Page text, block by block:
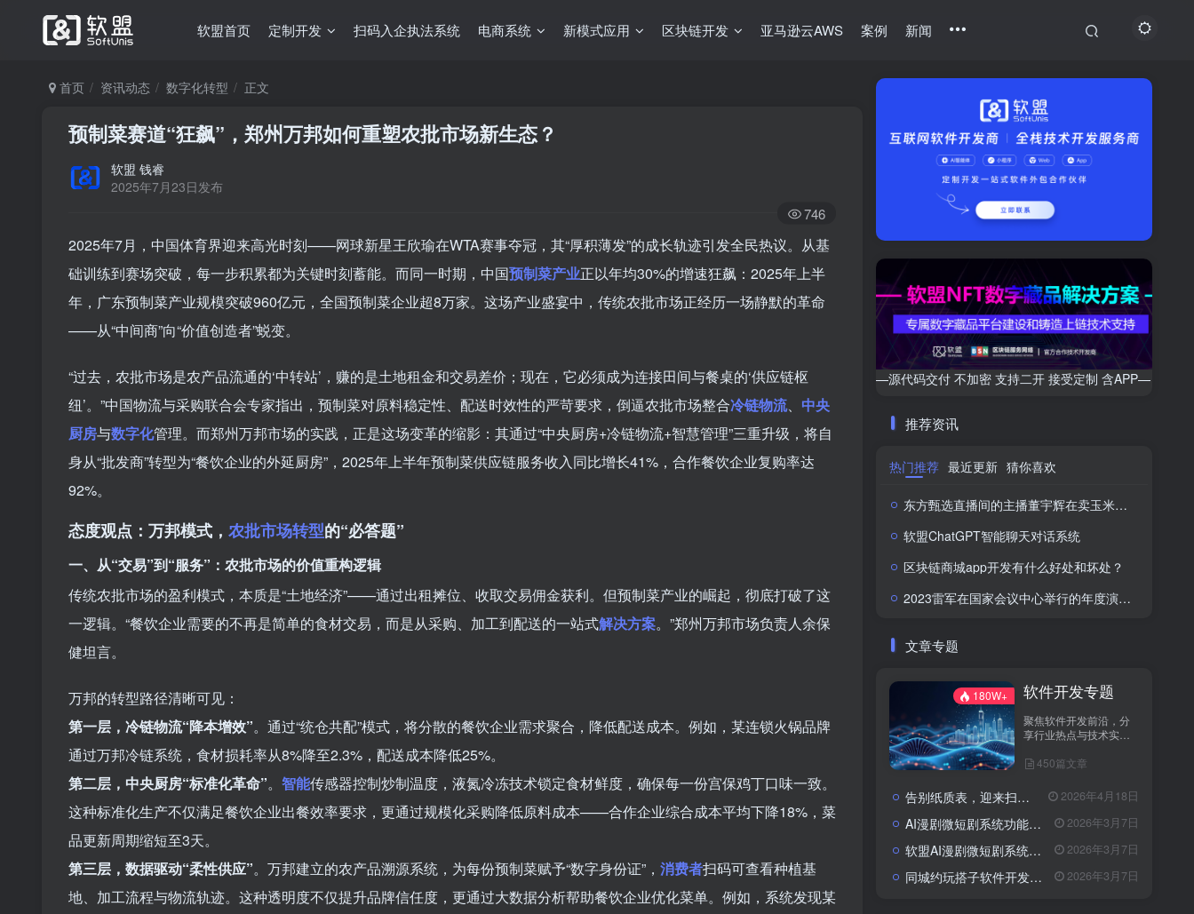
软盟首页 定制开发 扫码入企执法系统 电商系统 新模式应用 区块链开发 亚马逊云AWS 案例 新闻
首页 资讯动态 数字化转型 正文
预制菜赛道“狂飙”，郑州万邦如何重塑农批市场新生态？
软盟 钱睿
2025年7月23日发布
746
2025年7月，中国体育界迎来高光时刻——网球新星王欣瑜在WTA赛事夺冠，其“厚积薄发”的成长轨迹引发全民热议。从基
础训练到赛场突破，每一步积累都为关键时刻蓄能。而同一时期，中国预制菜产业正以年均30%的增速狂飙：2025年上半
年，广东预制菜产业规模突破960亿元，全国预制菜企业超8万家。这场产业盛宴中，传统农批市场正经历一场静默的革命
——从“中间商”向“价值创造者”蜕变。
“过去，农批市场是农产品流通的‘中转站’，赚的是土地租金和交易差价；现在，它必须成为连接田间与餐桌的‘供应链枢
纽’。”中国物流与采购联合会专家指出，预制菜对原料稳定性、配送时效性的严苛要求，倒逼农批市场整合冷链物流、 中央
厨房与数字化管理。而郑州万邦市场的实践，正是这场变革的缩影：其通过“中央厨房+冷链物流+智慧管理”三重升级，将自
身从“批发商”转型为“餐饮企业的外延厨房”，2025年上半年预制菜供应链服务收入同比增长41%，合作餐饮企业复购率达
92%。
态度观点：万邦模式， 农批市场转型的“必答题”
一、从“交易”到“服务”：农批市场的价值重构逻辑
传统农批市场的盈利模式，本质是“土地经济”——通过出租摊位、收取交易佣金获利。但预制菜产业的崛起，彻底打破了这
一逻辑。“餐饮企业需要的不再是简单的食材交易，而是从采购、加工到配送的一站式解决方案。”郑州万邦市场负责人余保
健坦言。
万邦的转型路径清晰可见：
第一层，冷链物流“降本增效”。通过“统仓共配”模式，将分散的餐饮企业需求聚合，降低配送成本。例如，某连锁火锅品牌
通过万邦冷链系统，食材损耗率从8%降至2.3%，配送成本降低25%。
第二层，中央厨房“标准化革命”。 智能传感器控制炒制温度，液氮冷冻技术锁定食材鲜度，确保每一份宫保鸡丁口味一致。
这种标准化生产不仅满足餐饮企业出餐效率要求，更通过规模化采购降低原料成本——合作企业综合成本平均下降18%，菜
品更新周期缩短至3天。
第三层，数据驱动“柔性供应”。万邦建立的农产品溯源系统，为每份预制菜赋予“数字身份证”， 消费者扫码可查看种植基
地、加工流程与物流轨迹。这种透明度不仅提升品牌信任度，更通过大数据分析帮助餐饮企业优化菜单。例如，系统发现某
—源代码交付 不加密 支持二开 接受定制 含APP—
推荐资讯
热门推荐 最近更新 猜你喜欢
东方甄选直播间的主播董宇辉在卖玉米时称“918是好日子”，此事引发网络热议。
软盟ChatGPT智能聊天对话系统
区块链商城app开发有什么好处和坏处？
2023雷军在国家会议中心举行的年度演讲全文：成长的经历和感悟
文章专题
180W+ 软件开发专题
聚焦软件开发前沿，分
享行业热点与技术实
450篇文章
告别纸质表，迎来扫码风：企业检查开启“数字入企”新篇章 2026年4月18日
AI漫剧微短剧系统功能包括了哪些？ 2026年3月7日
软盟AI漫剧微短剧系统：以技术破局，重塑内容生产新范式 2026年3月7日
同城约玩搭子软件开发解决方案：模式选择与快速上线策略 2026年3月7日